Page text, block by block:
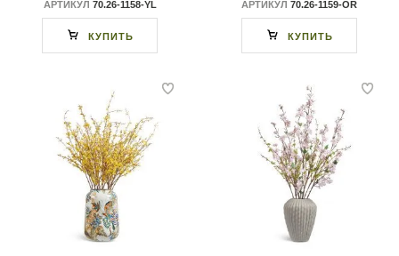
АРТИКУЛ 70.26-1158-YL
КУПИТЬ
АРТИКУЛ 70.26-1159-OR
КУПИТЬ